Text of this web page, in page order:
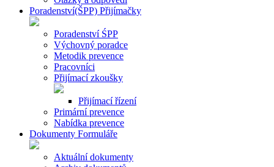
Poradenství(ŠPP) Přijímačky
Poradenství ŚPP
Výchovný poradce
Metodik prevence
Pracovníci
Přijímací zkoušky
Přijímací řízení
Primární prevence
Nabídka prevence
Dokumenty Formuláře
Aktuální dokumenty